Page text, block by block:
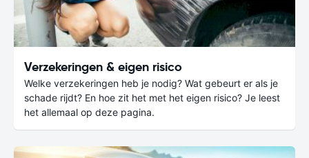
Verzekeringen & eigen risico
Welke verzekeringen heb je nodig? Wat gebeurt er als je
schade rijdt? En hoe zit het met het eigen risico? Je leest
het allemaal op deze pagina.